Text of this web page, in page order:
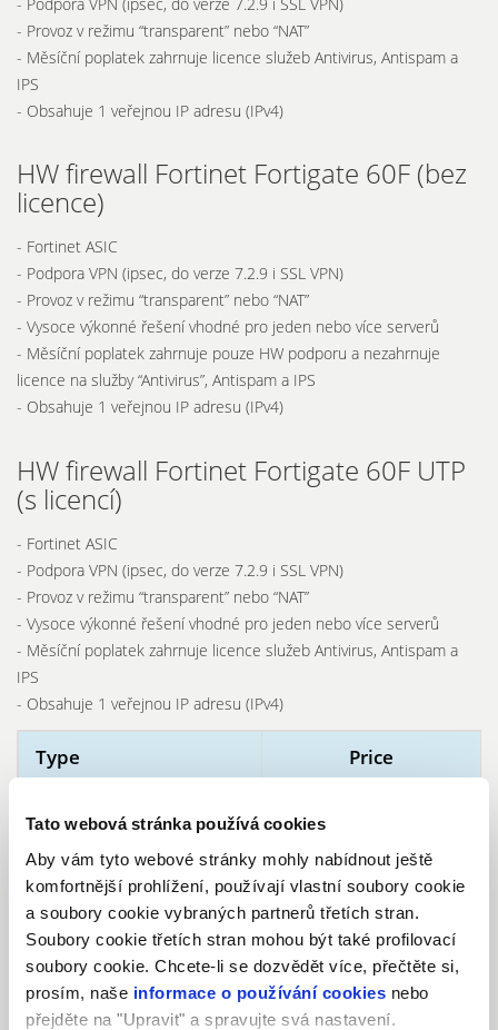
Tato webová stránka používá cookies
Aby vám tyto webové stránky mohly nabídnout ještě
komfortnější prohlížení, používají vlastní soubory cookie
a soubory cookie vybraných partnerů třetích stran.
Soubory cookie třetích stran mohou být také profilovací
soubory cookie. Chcete-li se dozvědět více, přečtěte si,
prosím, naše informace o používání cookies nebo
přejděte na "Upravit" a spravujte svá nastavení.
- Provoz v režimu “transparent” nebo “NAT”
- Měsíční poplatek zahrnuje licence služeb Antivirus, Antispam a
IPS
- Obsahuje 1 veřejnou IP adresu (IPv4)
HW firewall Fortinet Fortigate 60F (bez
licence)
- Fortinet ASIC
- Podpora VPN (ipsec, do verze 7.2.9 i SSL VPN)
- Provoz v režimu “transparent” nebo “NAT”
- Vysoce výkonné řešení vhodné pro jeden nebo více serverů
- Měsíční poplatek zahrnuje pouze HW podporu a nezahrnuje
licence na služby “Antivirus”, Antispam a IPS
- Obsahuje 1 veřejnou IP adresu (IPv4)
HW firewall Fortinet Fortigate 60F UTP
(s licencí)
- Fortinet ASIC
- Podpora VPN (ipsec, do verze 7.2.9 i SSL VPN)
- Provoz v režimu “transparent” nebo “NAT”
- Vysoce výkonné řešení vhodné pro jeden nebo více serverů
- Měsíční poplatek zahrnuje licence služeb Antivirus, Antispam a
IPS
- Obsahuje 1 veřejnou IP adresu (IPv4)
Type Price
Fortigate 40F bez licence 1 100,- Kč / 1 331,- Kč
Fortigate 60F bez licence 1 400,- Kč / 1 694,- Kč
Fortigate 40F s UTP licencí 1 400,- Kč / 1 694,- Kč
Fortigate 60F s UTP licencí 1 900,- Kč / 2 299,- Kč